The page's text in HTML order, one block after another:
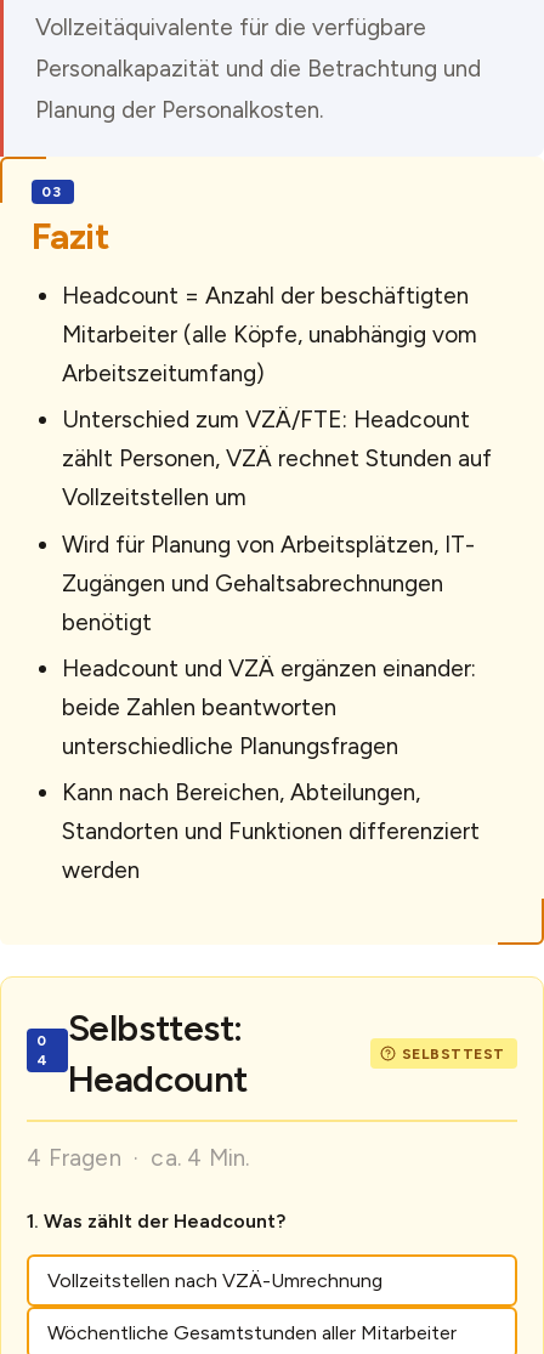
Vollzeitäquivalente für die verfügbare
Personalkapazität und die Betrachtung und
Planung der Personalkosten.
Fazit
Headcount = Anzahl der beschäftigten
Mitarbeiter (alle Köpfe, unabhängig vom
Arbeitszeitumfang)
Unterschied zum VZÄ/FTE: Headcount
zählt Personen, VZÄ rechnet Stunden auf
Vollzeitstellen um
Wird für Planung von Arbeitsplätzen, IT-
Zugängen und Gehaltsabrechnungen
benötigt
Headcount und VZÄ ergänzen einander:
beide Zahlen beantworten
unterschiedliche Planungsfragen
Kann nach Bereichen, Abteilungen,
Standorten und Funktionen differenziert
werden
Selbsttest:
Headcount
4 Fragen · ca. 4 Min.
Was zählt der Headcount?
Vollzeitstellen nach VZÄ-Umrechnung
Wöchentliche Gesamtstunden aller Mitarbeiter